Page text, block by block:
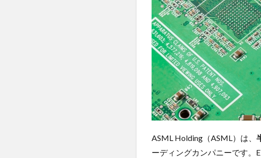
ASML Holding（ASML）は、
ーディングカンパニーです。